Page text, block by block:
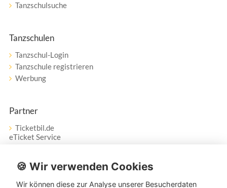
Tanzschulsuche
Tanzschulen
Tanzschul-Login
Tanzschule registrieren
Werbung
Partner
Ticketbil.de
eTicket Service
Vertrag widerrufen
🍪 Wir verwenden Cookies
Wir können diese zur Analyse unserer Besucherdaten